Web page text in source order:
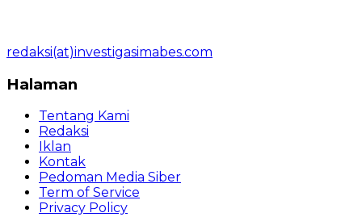
redaksi(at)investigasimabes.com
Halaman
Tentang Kami
Redaksi
Iklan
Kontak
Pedoman Media Siber
Term of Service
Privacy Policy